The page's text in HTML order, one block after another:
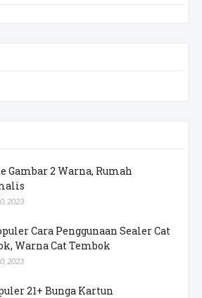
Gambar 2 Warna, Rumah
2023
Cara Penggunaan Sealer Cat
Warna Cat Tembok
2023
21+ Bunga Kartun